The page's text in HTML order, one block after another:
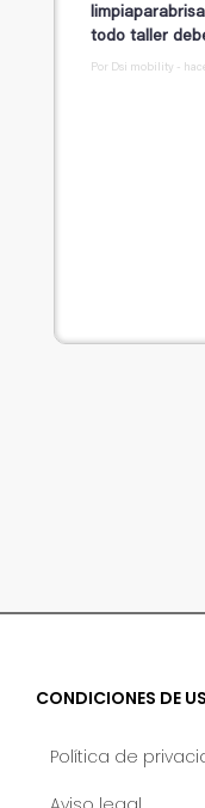
todo taller
Por Dsi mobility -
CONDICIONES DE
Política de